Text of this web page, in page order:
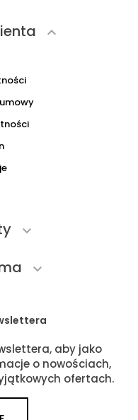



aby jako
o nowościach,
ofertach.